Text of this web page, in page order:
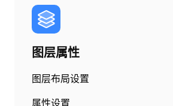
图层属性
图层布局设置
属性设置